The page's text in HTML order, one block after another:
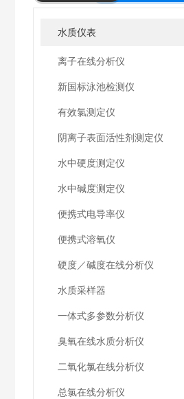
水质仪表
离子在线分析仪
新国标泳池检测仪
有效氯测定仪
阴离子表面活性剂测定仪
水中硬度测定仪
水中碱度测定仪
便携式电导率仪
便携式溶氧仪
硬度／碱度在线分析仪
水质采样器
一体式多参数分析仪
臭氧在线水质分析仪
二氧化氯在线分析仪
总氯在线分析仪